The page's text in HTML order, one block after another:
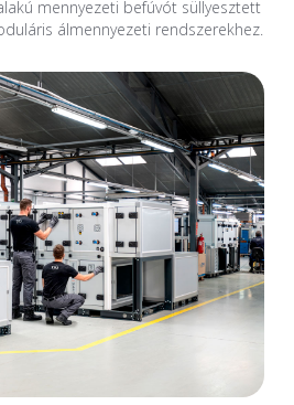
mennyezeti befúvót süllyesztett
álmennyezeti rendszerekhez.